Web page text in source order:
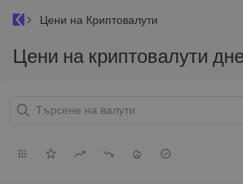
Цени на Криптовалути
Цени на криптовалути